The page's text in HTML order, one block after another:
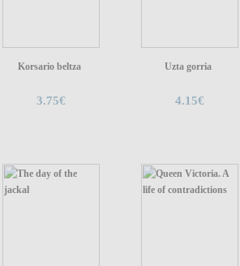
Korsario beltza
3.75€
Uzta gorria
4.15€